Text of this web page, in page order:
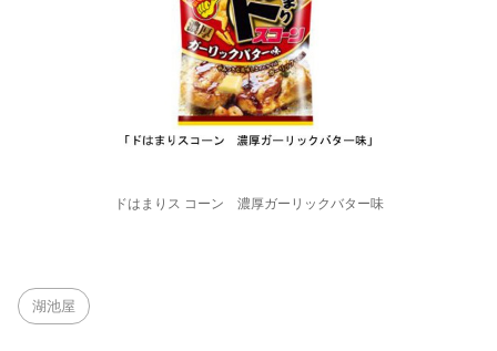
ドはまりス コーン 濃厚ガーリックバター味
湖池屋